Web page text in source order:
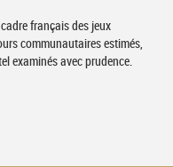
français des jeux
communautaires estimés,
examinés avec prudence.